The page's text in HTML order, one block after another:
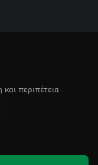
περιπέτεια